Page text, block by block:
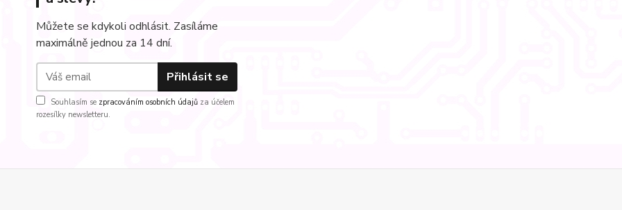
Můžete se kdykoli odhlásit. Zasíláme
maximálně jednou za 14 dní.
Přihlásit se
Souhlasím se zpracováním osobních údajů za účelem
rozesílky newsletteru.